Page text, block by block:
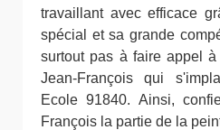
travaillant avec efficace
spécial et sa grande
surtout pas à faire appel
Jean-François qui
Ecole 91840. Ainsi,
François la partie de la